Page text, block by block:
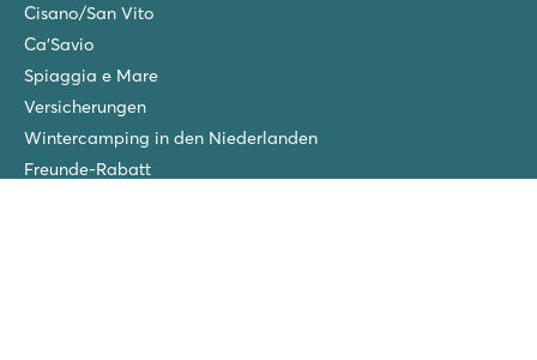
Cisano/San Vito
Ca'Savio
Spiaggia e Mare
Versicherungen
Wintercamping in den Niederlanden
Freunde-Rabatt